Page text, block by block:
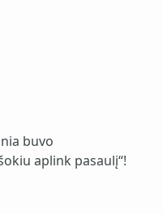
buvo
aplink pasaulį“!